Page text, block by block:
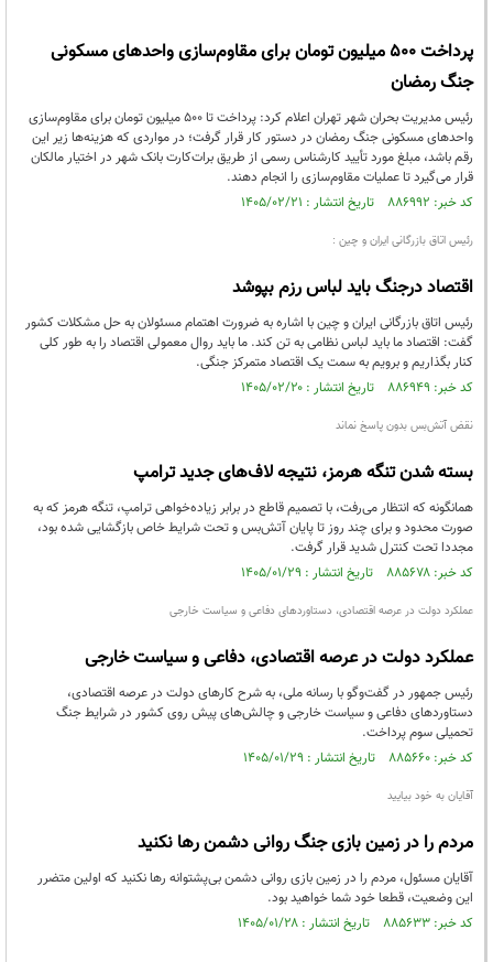
پرداخت ۵۰۰ میلیون تومان برای مقاوم‌سازی واحدهای مسکونی
جنگ رمضان
رئیس مدیریت بحران شهر تهران اعلام کرد: پرداخت تا ۵۰۰ میلیون تومان برای مقاوم‌سازی
واحدهای مسکونی جنگ رمضان در دستور کار قرار گرفت؛ در مواردی که هزینه‌ها زیر این
رقم باشد، مبلغ مورد تأیید کارشناس رسمی از طریق برات‌کارت بانک شهر در اختیار مالکان
قرار می‌گیرد تا عملیات مقاوم‌سازی را انجام دهند.
کد خبر: ۸۸۶۹۹۲ تاریخ انتشار : ۱۴۰۵/۰۲/۲۱
رئیس اتاق بازرگانی ایران و چین :
اقتصاد درجنگ باید لباس رزم بپوشد
رئیس اتاق بازرگانی ایران و چین با اشاره به ضرورت اهتمام مسئولان به حل مشکلات کشور
گفت: اقتصاد ما باید لباس نظامی به تن کند. ما باید روال معمولی اقتصاد را به طور کلی
کنار بگذاریم و برویم به سمت یک اقتصاد متمرکز جنگی.
کد خبر: ۸۸۶۹۴۹ تاریخ انتشار : ۱۴۰۵/۰۲/۲۰
نقض آتش‌بس بدون پاسخ نماند
بسته شدن تنگه هرمز، نتیجه لاف‌های جدید ترامپ
همانگونه که انتظار می‌رفت، با تصمیم قاطع در برابر زیاده‌خواهی ترامپ، تنگه هرمز که به
صورت محدود و برای چند روز تا پایان آتش‌بس و تحت شرایط خاص بازگشایی شده بود،
مجددا تحت کنترل شدید قرار گرفت.
کد خبر: ۸۸۵۶۷۸ تاریخ انتشار : ۱۴۰۵/۰۱/۲۹
عملکرد دولت در عرصه اقتصادی، دستاوردهای دفاعی و سیاست خارجی
عملکرد دولت در عرصه اقتصادی، دفاعی و سیاست خارجی
رئیس‌ جمهور در گفت‌وگو با رسانه ملی، به شرح کارهای دولت در عرصه اقتصادی،
دستاوردهای دفاعی و سیاست خارجی و چالش‌های پیش‌ روی کشور در شرایط جنگ
تحمیلی سوم پرداخت.
کد خبر: ۸۸۵۶۶۰ تاریخ انتشار : ۱۴۰۵/۰۱/۲۹
آقایان به خود بیایید
مردم را در زمین بازی جنگ روانی دشمن رها نکنید
آقایان مسئول، مردم را در زمین بازی روانی دشمن بی‌پشتوانه رها نکنید که اولین متضرر
این وضعیت، قطعا خود شما خواهید بود.
کد خبر: ۸۸۵۶۳۳ تاریخ انتشار : ۱۴۰۵/۰۱/۲۸